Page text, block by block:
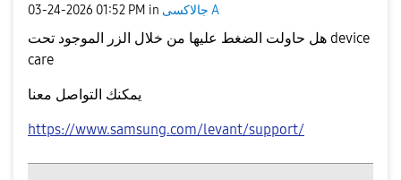
‎03-24-2026 01:52 PM in جالاكسى A
هل حاولت الضغط عليها من خلال الزر الموجود تحت device
care
يمكنك التواصل معنا
https://www.samsung.com/levant/support/